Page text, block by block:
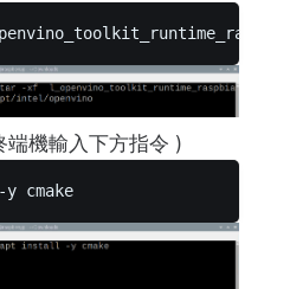
端機輸入下方指令 )
cmake